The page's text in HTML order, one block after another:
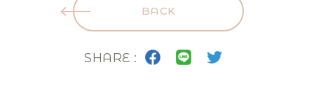
BACK
SHARE :